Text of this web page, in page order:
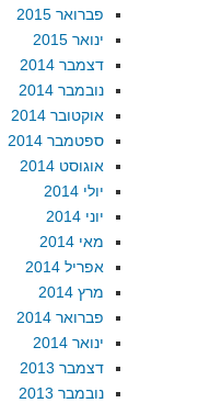
פברואר 2015
ינואר 2015
דצמבר 2014
נובמבר 2014
אוקטובר 2014
ספטמבר 2014
אוגוסט 2014
יולי 2014
יוני 2014
מאי 2014
אפריל 2014
מרץ 2014
פברואר 2014
ינואר 2014
דצמבר 2013
נובמבר 2013